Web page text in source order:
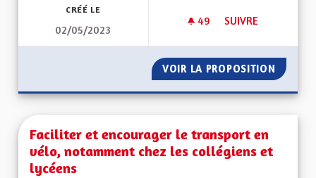
CRÉÉ LE
02/05/2023
49 49 ABONNÉS
SUIVRE
VOIR LA PROPOSITION LIEUX
Faciliter et encourager le transport en
vélo, notamment chez les collégiens et
lycéens